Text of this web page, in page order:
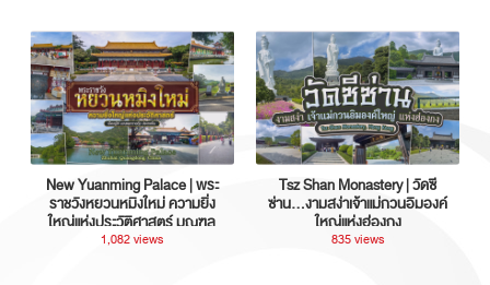
New Yuanming Palace | พระ
ราชวังหยวนหมิงใหม่ ความยิ่ง
ใหญ่แห่งประวัติศาสตร์ มณฑล
กวางตุ้ง ประเทศจีน
1,082 views
Tsz Shan Monastery | วัดซี
ซ่าน…งามสง่าเจ้าแม่กวนอิมองค์
ใหญ่แห่งฮ่องกง
835 views